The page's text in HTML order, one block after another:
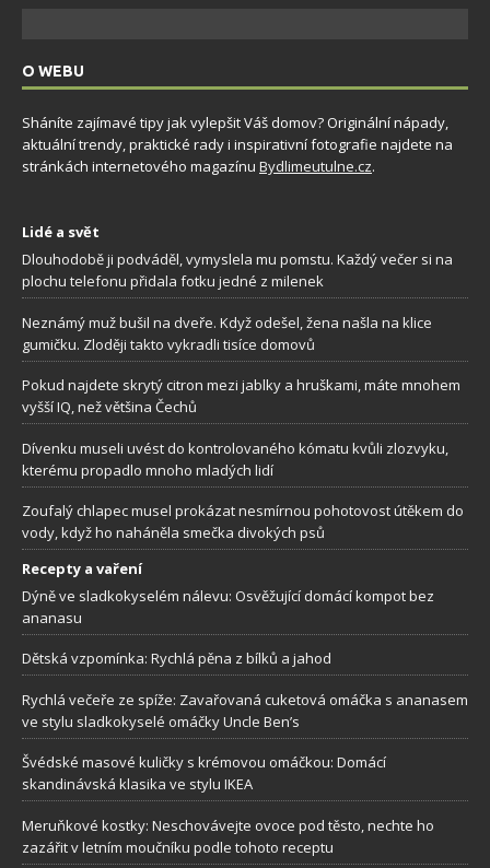
O WEBU
Sháníte zajímavé tipy jak vylepšit Váš domov? Originální nápady,
aktuální trendy, praktické rady i inspirativní fotografie najdete na
stránkách internetového magazínu Bydlimeutulne.cz.
Lidé a svět
Dlouhodobě ji podváděl, vymyslela mu pomstu. Každý večer si na
plochu telefonu přidala fotku jedné z milenek
Neznámý muž bušil na dveře. Když odešel, žena našla na klice
gumičku. Zloději takto vykradli tisíce domovů
Pokud najdete skrytý citron mezi jablky a hruškami, máte mnohem
vyšší IQ, než většina Čechů
Dívenku museli uvést do kontrolovaného kómatu kvůli zlozvyku,
kterému propadlo mnoho mladých lidí
Zoufalý chlapec musel prokázat nesmírnou pohotovost útěkem do
vody, když ho naháněla smečka divokých psů
Recepty a vaření
Dýně ve sladkokyselém nálevu: Osvěžující domácí kompot bez
ananasu
Dětská vzpomínka: Rychlá pěna z bílků a jahod
Rychlá večeře ze spíže: Zavařovaná cuketová omáčka s ananasem
ve stylu sladkokyselé omáčky Uncle Ben’s
Švédské masové kuličky s krémovou omáčkou: Domácí
skandinávská klasika ve stylu IKEA
Meruňkové kostky: Neschovávejte ovoce pod těsto, nechte ho
zazářit v letním moučníku podle tohoto receptu